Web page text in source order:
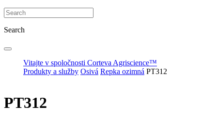
Search
Vitajte v spoločnosti Corteva Agriscience™
Produkty a služby Osivá Repka ozimná PT312
PT312